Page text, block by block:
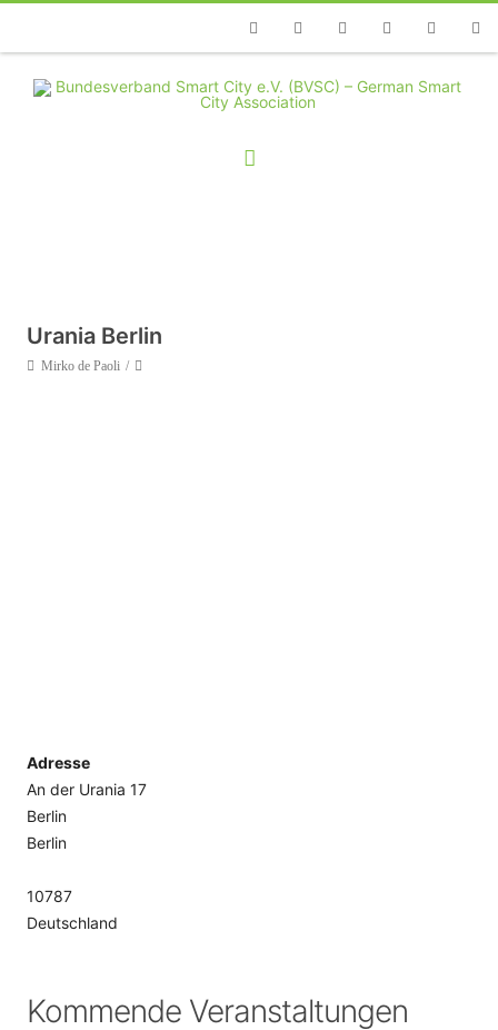
TelefonFacebookTwitterYoutubeInstagramLinkedin
Urania Berlin
Mirko de Paoli
Adresse
An der Urania 17
Berlin
Berlin
10787
Deutschland
Kommende Veranstaltungen